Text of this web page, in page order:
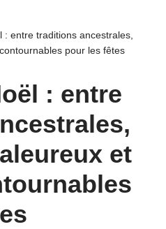
: entre traditions ancestrales,
pour les fêtes
: entre
et